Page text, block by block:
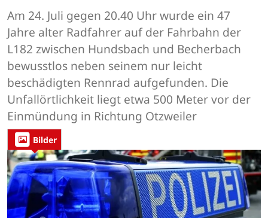
Am 24. Juli gegen 20.40 Uhr wurde ein 47
Jahre alter Radfahrer auf der Fahrbahn der
L182 zwischen Hundsbach und Becherbach
bewusstlos neben seinem nur leicht
beschädigten Rennrad aufgefunden. Die
Unfallörtlichkeit liegt etwa 500 Meter vor der
Einmündung in Richtung Otzweiler
Bilder